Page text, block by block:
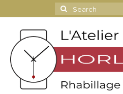
Search
for: